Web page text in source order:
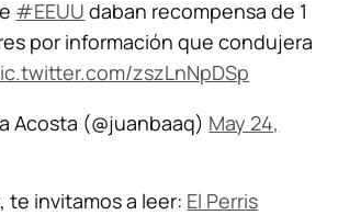
#EEUU daban recompensa de 1
por información que condujera
zszLnNpDSp
Acosta (@juanbaaq) May 24,
te invitamos a leer: El Perris